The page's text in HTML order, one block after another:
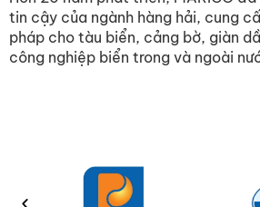
tin cậy của ngành hàng hải, cung
pháp cho tàu biển, cảng bờ, giàn
công nghiệp biển trong và ngoài